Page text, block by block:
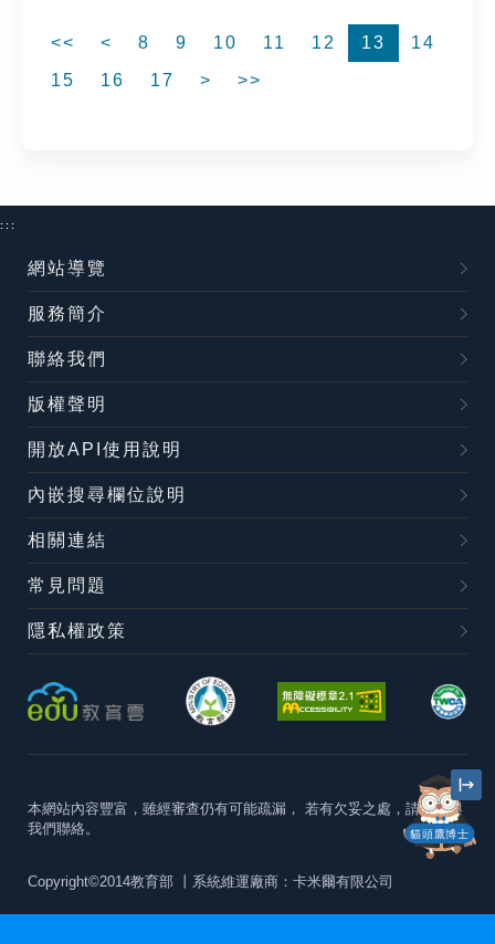
<< < 8 9 10 11 12 13
14
15
16 17 > >>
貓頭鷹博士
:::
網站導覽
服務簡介
聯絡我們
版權聲明
開放API使用說明
內嵌搜尋欄位說明
相關連結
常見問題
隱私權政策
本網站內容豐富，雖經審查仍有可能疏漏， 若有欠妥之處，請隨時與
我們聯絡。
Copyright©2014教育部 丨系統維運廠商：卡米爾有限公司